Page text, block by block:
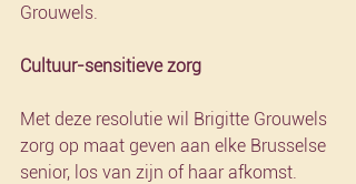
Grouwels.
Cultuur-sensitieve zorg
Met deze resolutie wil Brigitte Grouwels
zorg op maat geven aan elke Brusselse
senior, los van zijn of haar afkomst.